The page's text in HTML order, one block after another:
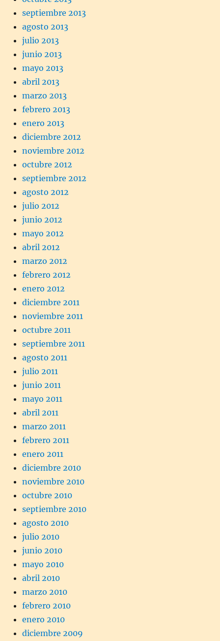
septiembre 2013
agosto 2013
julio 2013
junio 2013
mayo 2013
abril 2013
marzo 2013
febrero 2013
enero 2013
diciembre 2012
noviembre 2012
octubre 2012
septiembre 2012
agosto 2012
julio 2012
junio 2012
mayo 2012
abril 2012
marzo 2012
febrero 2012
enero 2012
diciembre 2011
noviembre 2011
octubre 2011
septiembre 2011
agosto 2011
julio 2011
junio 2011
mayo 2011
abril 2011
marzo 2011
febrero 2011
enero 2011
diciembre 2010
noviembre 2010
octubre 2010
septiembre 2010
agosto 2010
julio 2010
junio 2010
mayo 2010
abril 2010
marzo 2010
febrero 2010
enero 2010
diciembre 2009